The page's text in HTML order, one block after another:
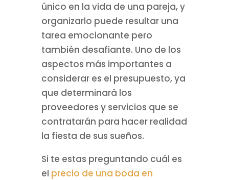
único en la vida de una pareja, y
organizarlo puede resultar una
tarea emocionante pero
también desafiante. Uno de los
aspectos más importantes a
considerar es el presupuesto, ya
que determinará los
proveedores y servicios que se
contratarán para hacer realidad
la fiesta de sus sueños.
Si te estas preguntando cuál es
el precio de una boda en